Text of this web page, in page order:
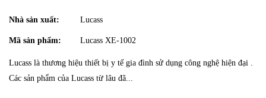
Nhà sản xuất: Lucass
Mã sản phẩm: Lucass XE-1002
Lucass là thương hiệu thiết bị y tế gia đình sử dụng công nghệ hiện đại .
Các sản phẩm của Lucass từ lâu đã...